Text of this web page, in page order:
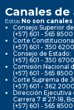
Canales
Estos No son
Consejo Superior
(+57) 601 - 565 8500
Corte
(+57) 601 - 350 6200
Consejo de Estado:
(+57) 601 - 350 6700
Comisión Nacional
(+57) 601 - 565 8500
Corte Suprema de
(+57) 601 - 362 2000
Dirección Ejecutiva
Carrera 7 # 27-18,
(+57) 601 - 565 8500